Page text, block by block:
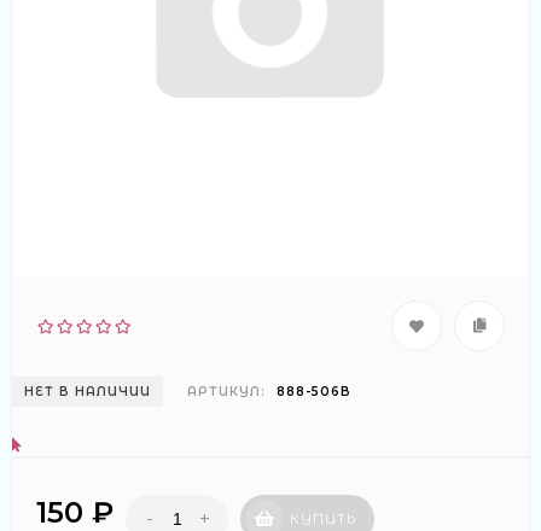
НЕТ В НАЛИЧИИ АРТИКУЛ: 888-506В
150 ₽ - + КУПИТЬ